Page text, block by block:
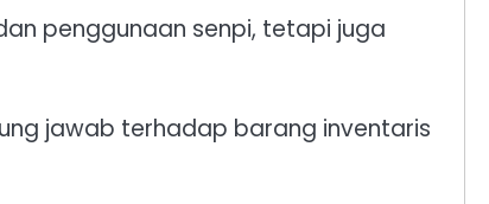
penggunaan senpi, tetapi juga
jawab terhadap barang inventaris